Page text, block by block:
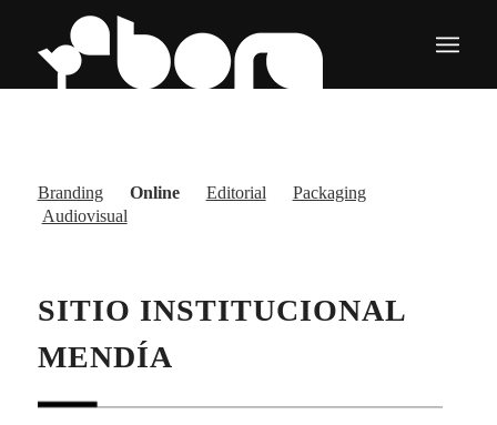
Branding Online Editorial
Packaging
Audiovisual
SITIO INSTITUCIONAL
MENDÍA